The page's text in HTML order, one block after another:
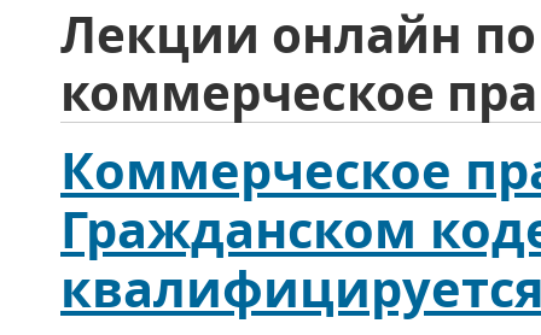
Лекции онлайн
коммерческое
Коммерческое
Гражданском